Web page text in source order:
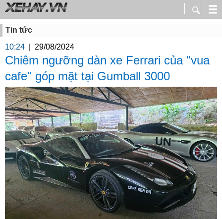
Tin tức
10:24
29/08/2024
Chiêm ngưỡng dàn xe Ferrari của "vua
cafe" góp mặt tại Gumball 3000